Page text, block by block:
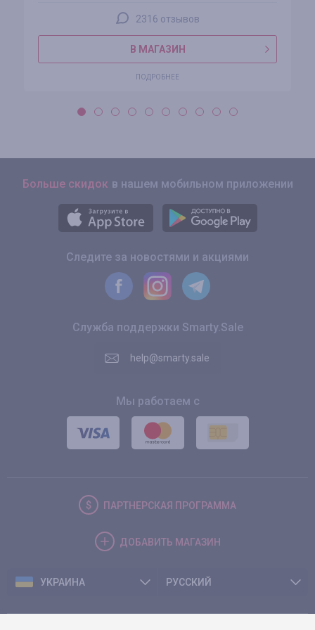
2316 отзывов
В МАГАЗИН
ПОДРОБНЕЕ
Больше скидок в нашем мобильном приложении
Следите за новостями и акциями
Служба поддержки Smarty.Sale
help@smarty.sale
Мы работаем с
ПАРТНЕРСКАЯ ПРОГРАММА
ДОБАВИТЬ МАГАЗИН
УКРАИНА РУССКИЙ